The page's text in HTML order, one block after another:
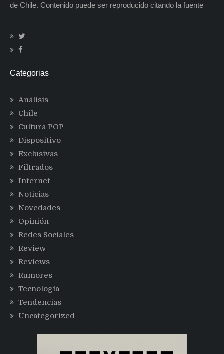
de Chile. Contenido puede ser reproducido citando la fuente
Categorias
Análisis
Chile
Cultura POP
Dispositivo
Exclusivas
Filtrados
Internet
Noticias
Novedades
Opinión
Redes Sociales
Review
Reviews
Rumores
Tecnología
Tendencias
Uncategorized